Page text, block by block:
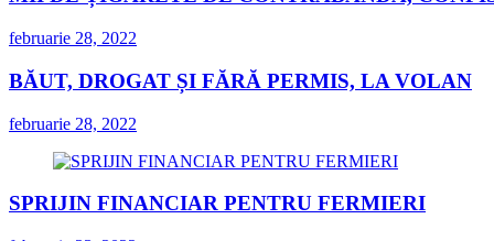
februarie 28, 2022
BĂUT, DROGAT ȘI FĂRĂ PERMIS, LA VOLAN
februarie 28, 2022
SPRIJIN FINANCIAR PENTRU FERMIERI